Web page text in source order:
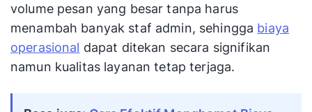
volume pesan yang besar tanpa harus
menambah banyak staf admin, sehingga biaya
operasional dapat ditekan secara signifikan
namun kualitas layanan tetap terjaga.